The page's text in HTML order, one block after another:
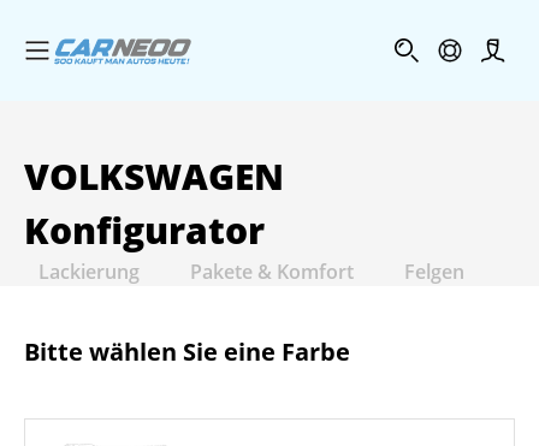
Menü öffnen
VOLKSWAGEN
Konfigurator
Lackierung Pakete & Komfort Felgen
Bitte wählen Sie eine Farbe